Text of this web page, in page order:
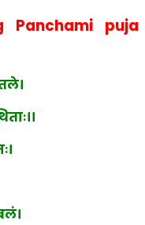
Panchami puja